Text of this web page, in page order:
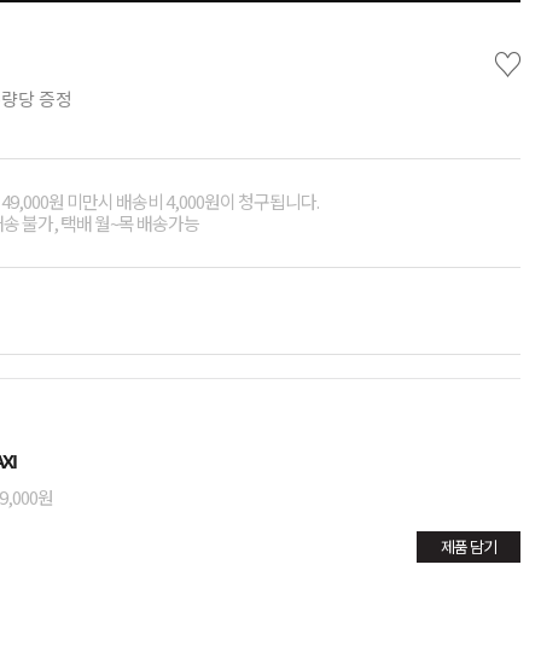
♡
당 증정
원 미만시 배송비 4,000원이 청구됩니다.
불가, 택배 월~목 배송가능
9,000원
제품 담기